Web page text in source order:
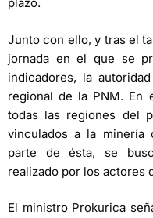
plazo.
Junto con ello, y tras el
jornada en el que se
indicadores, la
regional de la PNM. En
todas las regiones del
vinculados a la minería
parte de ésta, se
realizado por los actores
El ministro Prokurica